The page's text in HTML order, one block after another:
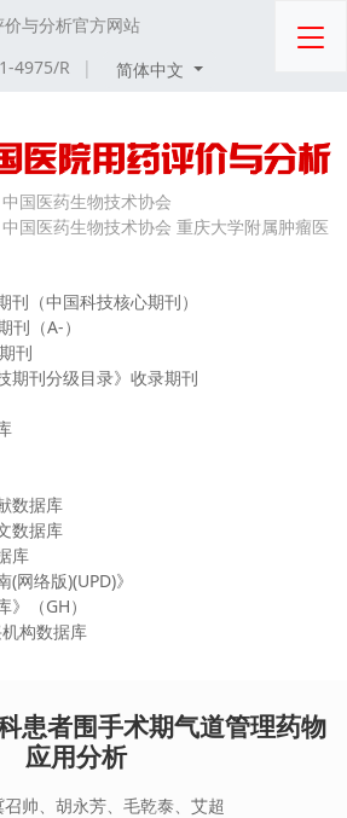
与分析官方网站
4975/R
| 简体中文
中国医药生物技术协会
中国医药生物技术协会 重庆大学附属肿瘤医
（中国科技核心期刊）
刊（A-）
刊
期刊分级目录》收录期刊
数据库
数据库
库
网络版)(UPD)》
（GH）
构数据库
患者围手术期气道管理药物
应用分析
帅、胡永芳、毛乾泰、艾超